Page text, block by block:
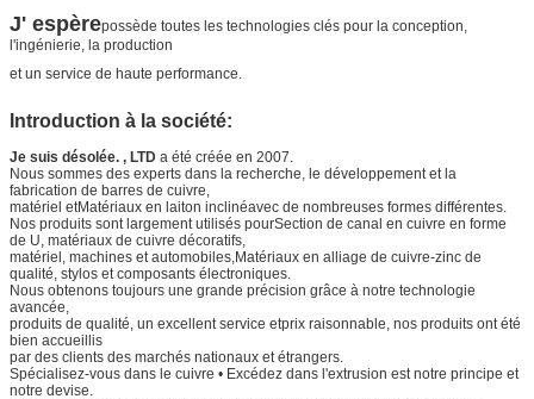
J' espèrepossède toutes les technologies clés pour la conception,
l'ingénierie, la production
et un service de haute performance.
Introduction à la société:
Je suis désolée. , LTD a été créée en 2007.
Nous sommes des experts dans la recherche, le développement et la
fabrication de barres de cuivre,
matériel etMatériaux en laiton inclinéavec de nombreuses formes différentes.
Nos produits sont largement utilisés pourSection de canal en cuivre en forme
de U, matériaux de cuivre décoratifs,
matériel, machines et automobiles,Matériaux en alliage de cuivre-zinc de
qualité, stylos et composants électroniques.
Nous obtenons toujours une grande précision grâce à notre technologie
avancée,
produits de qualité, un excellent service etprix raisonnable, nos produits ont été
bien accueillis
par des clients des marchés nationaux et étrangers.
Spécialisez-vous dans le cuivre • Excédez dans l'extrusion est notre principe et
notre devise.